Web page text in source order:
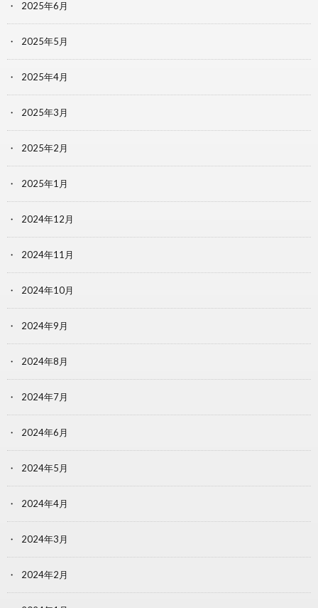
2025年6月
2025年5月
2025年4月
2025年3月
2025年2月
2025年1月
2024年12月
2024年11月
2024年10月
2024年9月
2024年8月
2024年7月
2024年6月
2024年5月
2024年4月
2024年3月
2024年2月